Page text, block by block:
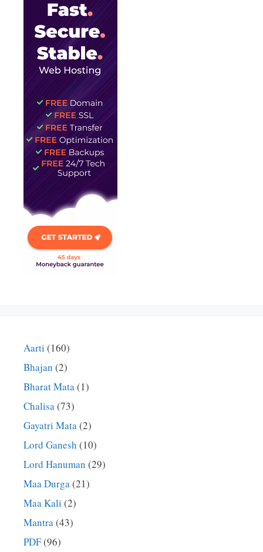
Aarti (160)
Bhajan (2)
Bharat Mata (1)
Chalisa (73)
Gayatri Mata (2)
Lord Ganesh (10)
Lord Hanuman (29)
Maa Durga (21)
Maa Kali (2)
Mantra (43)
PDF(96)